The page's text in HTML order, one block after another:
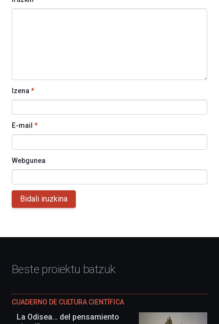
Izena *
E-mail *
Webgunea
Bidali iruzkina
Beste proiektu batzuk
CUADERNO DE CULTURA CIENTÍFICA
La Odisea… del pensamiento